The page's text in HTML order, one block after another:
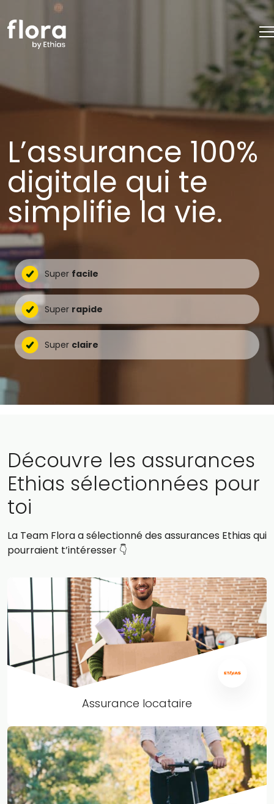
L’assurance 100%
digitale qui te
simplifie la vie.
Super facile
Super rapide
Super claire
Découvre les assurances
Ethias sélectionnées pour
toi
La Team Flora a sélectionné des assurances Ethias qui
pourraient t’intéresser 👇
Assurance locataire